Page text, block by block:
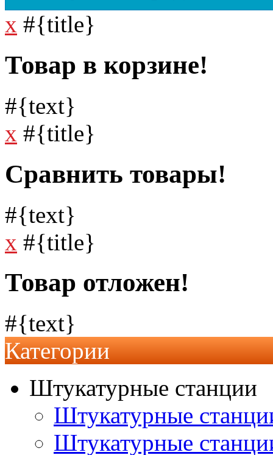
x #{title}
Товар в корзине!
#{text}
x #{title}
Сравнить товары!
#{text}
x #{title}
Товар отложен!
#{text}
Категории
Штукатурные станции
Штукатурные
Штукатурные